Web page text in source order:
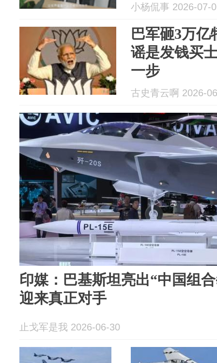
小杨侃事 2026-07-
巴军砸3万
谣是发钱买
一步
古史青云啊 2026-
印媒：巴基斯坦亮出“中国组
迎来真正对手
止戈军是我 2026-06-30